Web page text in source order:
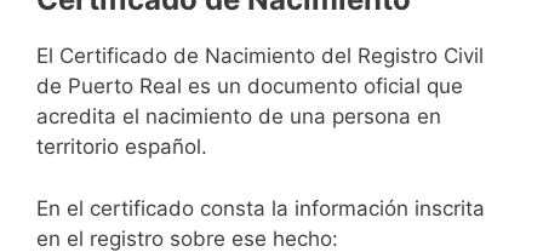
El Certificado de Nacimiento del Registro Civil
de Puerto Real es un documento oficial que
acredita el nacimiento de una persona en
territorio español.
En el certificado consta la información inscrita
en el registro sobre ese hecho: